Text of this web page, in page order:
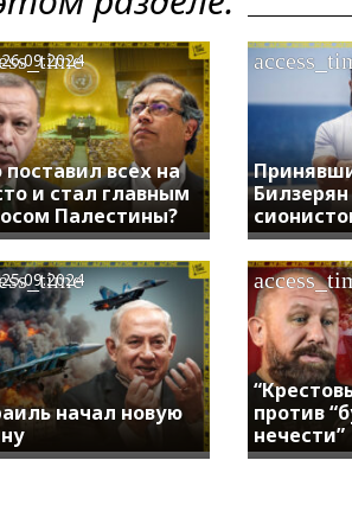
поставил всех на
и стал главным
Палестины?
26.09.2024
начал новую
25.09.2024
против
нечести”